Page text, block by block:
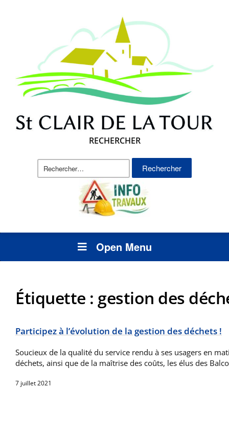
RECHERCHER
Rechercher :
Open Menu
Étiquette : gestion des
Participez à l’évolution de la gestion des déchets !
Soucieux de la qualité du service rendu à ses usagers en
déchets, ainsi que de la maîtrise des coûts, les élus des
7 juillet 2021